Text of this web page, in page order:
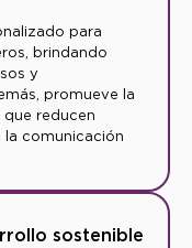
para
brindando
y
promueve la
reducen
comunicación
sostenible